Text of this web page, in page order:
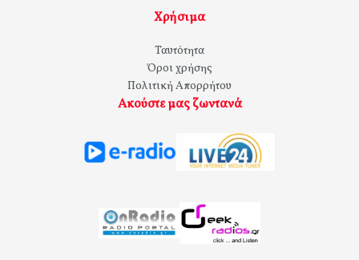
Χρήσιμα
Ταυτότητα
Όροι χρήσης
Πολιτική Απορρήτου
Ακούστε μας ζωντανά